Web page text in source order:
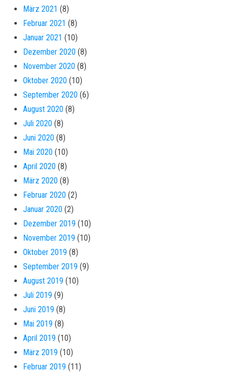
März 2021 (8)
Februar 2021 (8)
Januar 2021 (10)
Dezember 2020 (8)
November 2020 (8)
Oktober 2020 (10)
September 2020 (6)
August 2020 (8)
Juli 2020 (8)
Juni 2020 (8)
Mai 2020 (10)
April 2020 (8)
März 2020 (8)
Februar 2020 (2)
Januar 2020 (2)
Dezember 2019 (10)
November 2019 (10)
Oktober 2019 (8)
September 2019 (9)
August 2019 (10)
Juli 2019 (9)
Juni 2019 (8)
Mai 2019 (8)
April 2019 (10)
März 2019 (10)
Februar 2019 (11)